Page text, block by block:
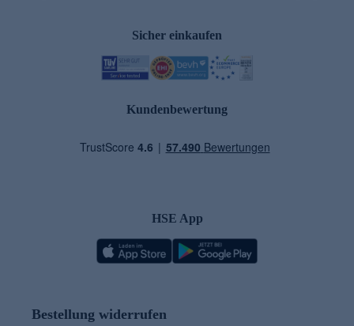
Sicher einkaufen
Kundenbewertung
HSE App
Bestellung widerrufen